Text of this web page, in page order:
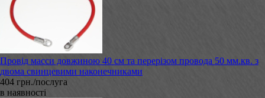
Провід масси довжиною 40 см та перерізом провода 50 мм.кв. з
двома свинцевими наконечниками
404 грн./послуга
в наявності